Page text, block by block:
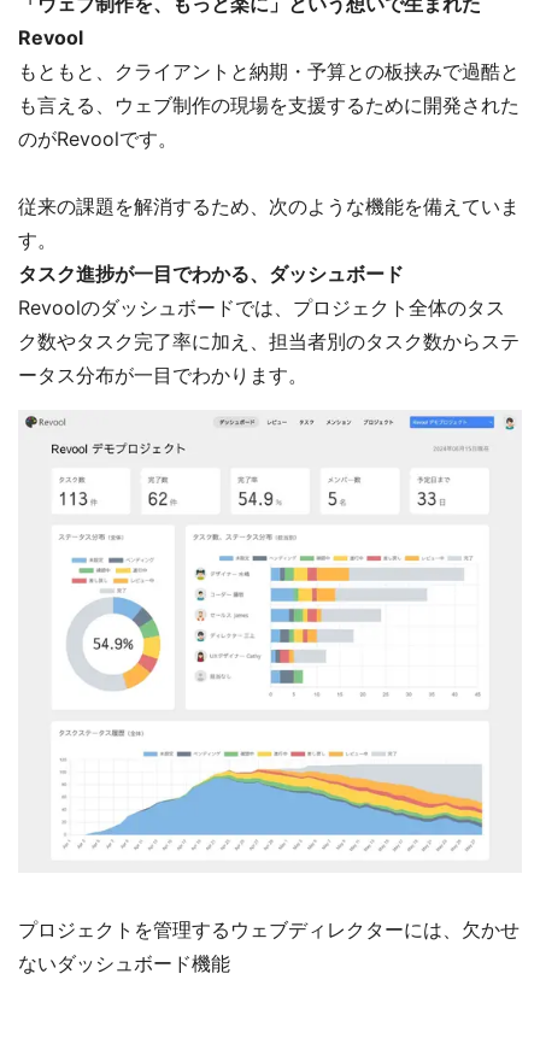
Revool
もともと、クライアントと納期・予算との板挟みで過酷と
も言える、ウェブ制作の現場を支援するために開発された
のがRevoolです。
従来の課題を解消するため、次のような機能を備えていま
す。
タスク進捗が一目でわかる、ダッシュボード
Revoolのダッシュボードでは、プロジェクト全体のタス
ク数やタスク完了率に加え、担当者別のタスク数からステ
ータス分布が一目でわかります。
プロジェクトを管理するウェブディレクターには、欠かせ
ないダッシュボード機能